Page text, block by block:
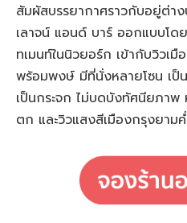
สัมผัสบรรยากาศราวกับอยู่ต่า
เลาจน์ แอนด์ บาร์ ออกแบบโด
ทเมนท์ในนิวยอร์ก เข้ากับวิวเ
พร้อมพงษ์ มีที่นั่งหลายโซน เป็
เป็นกระจก ไม่บดบังทัศนียภา
ตก และวิวแสงสีเมืองกรุงยาม